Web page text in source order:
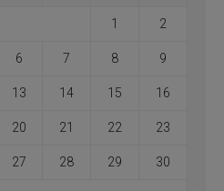
1 2
6 7 8 9
13 14 15 16
20 21 22 23
27 28 29 30